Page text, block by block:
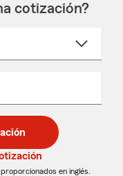
cotización?
en inglés.